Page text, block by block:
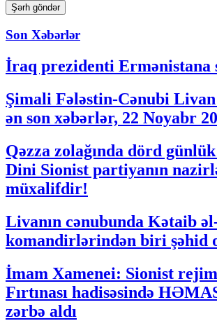
Son Xəbərlər
İraq prezidenti Ermənistana
Şimali Fələstin-Cənubi Livan
ən son xəbərlər, 22 Noyabr
Qəzza zolağında dörd
Dini Sionist partiyanın
müxalifdir!
Livanın cənubunda Kətaib
komandirlərindən biri şəhid
İmam Xamenei: Sionist
Fırtınası hadisəsində
zərbə aldı